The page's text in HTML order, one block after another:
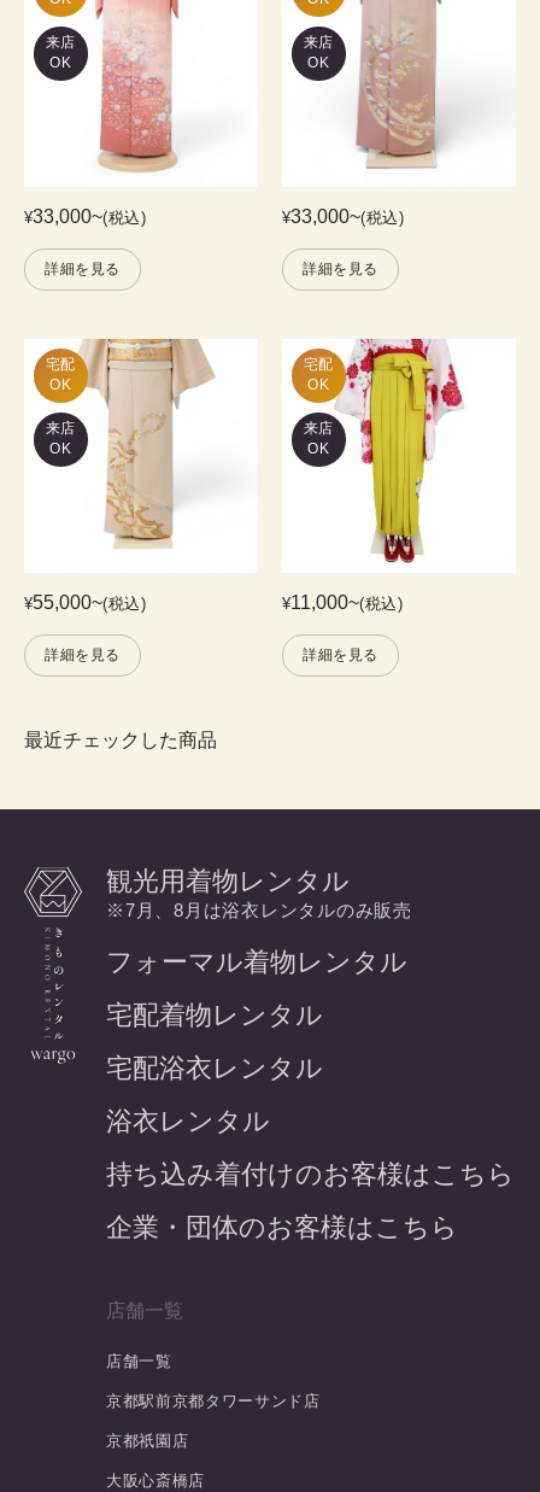
来店
OK
¥33,000~(税込)
詳細を見る
来店
OK
¥33,000~(税込)
詳細を見る
宅配
OK
来店
OK
¥55,000~(税込)
詳細を見る
宅配
OK
来店
OK
¥11,000~(税込)
詳細を見る
最近チェックした商品
観光用着物レンタル
※7月、8月は浴衣レンタルのみ販売
フォーマル着物レンタル
宅配着物レンタル
宅配浴衣レンタル
浴衣レンタル
持ち込み着付けのお客様はこちら
企業・団体のお客様はこちら
店舗一覧
店舗一覧
京都駅前京都タワーサンド店
京都祇園店
大阪心斎橋店